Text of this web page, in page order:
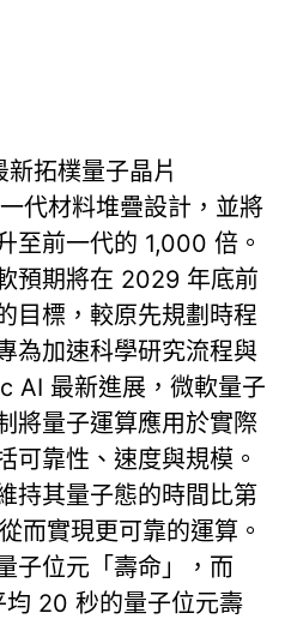
拓樸量子晶片
代材料堆疊設計，並將
至前一代的 1,000 倍。
預期將在 2029 年底前
目標，較原先規劃時程
為加速科學研究流程與
AI 最新進展，微軟量子
將量子運算應用於實際
可靠性、速度與規模。
持其量子態的時間比第
而實現更可靠的運算。
子位元「壽命」，而
20 秒的量子位元壽